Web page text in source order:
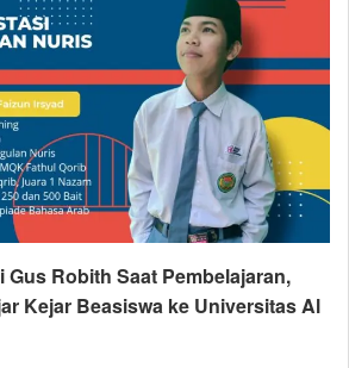
Gus Robith Saat Pembelajaran,
Kejar Beasiswa ke Universitas Al